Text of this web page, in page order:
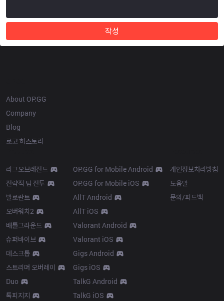
작성
About OP.GG
Company
Blog
로고 히스토리
리그오브레전드
전략적 팀 전투
발로란트
오버워치2
배틀그라운드
슈퍼바이브
데스크톱
스트리머 오버레이
Duo
톡피지지
OP.GG for Mobile Android
OP.GG for Mobile iOS
AllT Android
AllT iOS
Valorant Android
Valorant iOS
Gigs Android
Gigs iOS
TalkG Android
TalkG iOS
개인정보처리방침
도움말
문의/피드백